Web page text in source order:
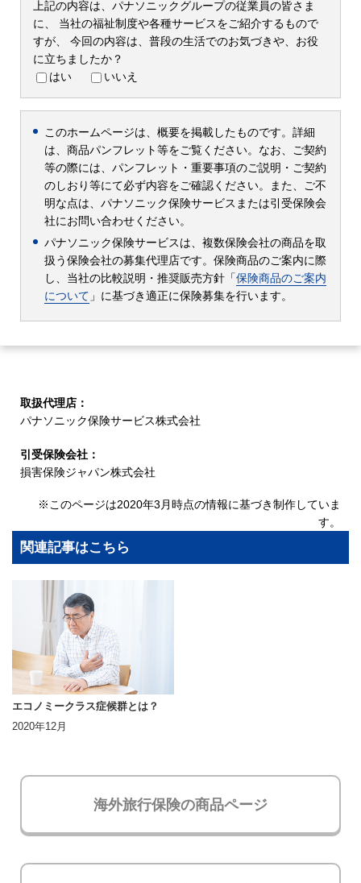
上記の内容は、パナソニックグループの従業員の皆さま
に、
当社の福祉制度や各種サービスをご紹介するもので
すが、
今回の内容は、普段の生活でのお気づきや、お役
に立ちましたか？
はい
いいえ
このホームページは、概要を掲載したものです。詳細
は、商品パンフレット等をご覧ください。なお、ご契約
等の際には、パンフレット・重要事項のご説明・ご契約
のしおり等にて必ず内容をご確認ください。また、ご不
明な点は、パナソニック保険サービスまたは引受保険会
社にお問い合わせください。
パナソニック保険サービスは、複数保険会社の商品を取
扱う保険会社の募集代理店です。保険商品のご案内に際
し、当社の比較説明・推奨販売方針「保険商品のご案内
について 」に基づき適正に保険募集を行います。
取扱代理店：
パナソニック保険サービス株式会社
引受保険会社：
損害保険ジャパン株式会社
※このページは2020年3月時点の情報に基づき制作していま
す。
関連記事はこちら
エコノミークラス症候群とは？
2020年12月
海外旅行保険の商品ページ